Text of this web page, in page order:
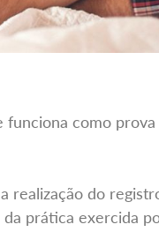
como
realização do
prática exercida